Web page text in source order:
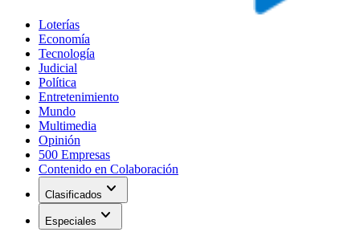
Loterías
Economía
Tecnología
Judicial
Política
Entretenimiento
Mundo
Multimedia
Opinión
500 Empresas
Contenido en Colaboración
Clasificados expand_more
Especiales expand_more